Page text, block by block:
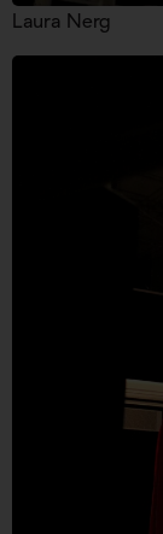
Laura Nerg